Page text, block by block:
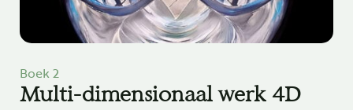
Boek 2
Multi-dimensionaal werk 4D